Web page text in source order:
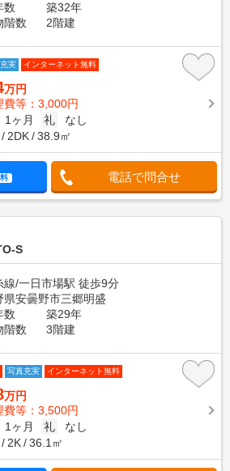
数
築32年
階数
2階建
実 インターネット無料
万円
費等：3,000円
1ヶ月 礼
なし
2DK 38.9㎡
電話で問合せ
S
線/一日市場駅 徒歩9分
県安曇野市三郷明盛
数
築29年
階数
3階建
写真充実 インターネット無料
万円
費等：3,500円
1ヶ月 礼
なし
2K 36.1㎡